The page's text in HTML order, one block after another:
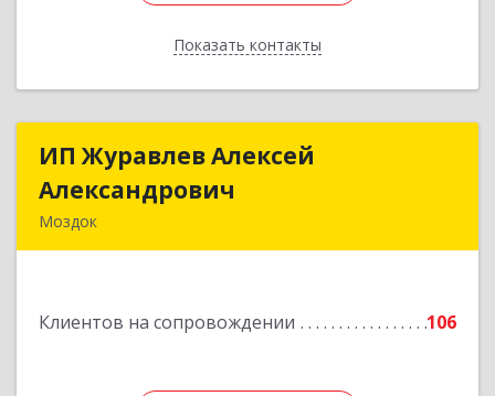
Показать контакты
Назад
ИП Журавлев Алексей
Александрович
Моздок
Клиентов на сопровождении 106
ИП Журавлев Алексей
Подробнее